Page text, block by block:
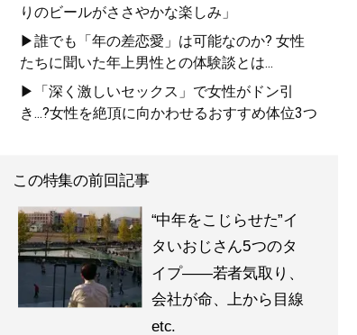
りのビールがささやかな楽しみ」
▶誰でも「年の差恋愛」は可能なのか? 女性
たちに聞いた年上男性との体験談とは...
▶「深く激しいセックス」で女性がドン引
き...?女性を絶頂に向かわせるおすすめ体位3つ
この特集の前回記事
“中年をこじらせた”イ
タいおじさん5つのタ
イプ――若者気取り、
会社が命、上から目線
etc.